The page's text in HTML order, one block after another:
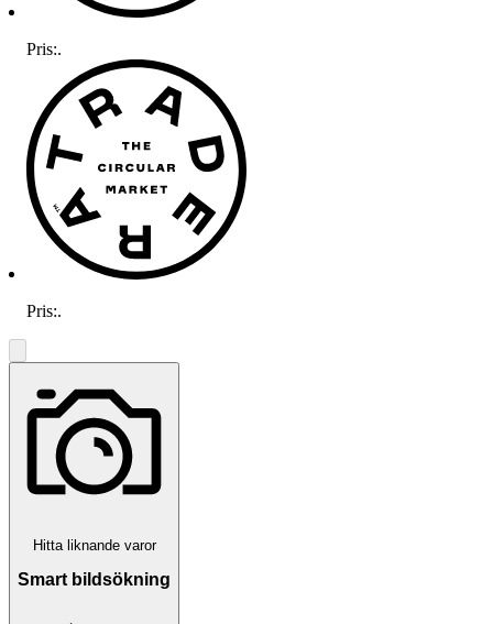
Pris:.
Pris:.
Hitta liknande varor
Smart bildsökning